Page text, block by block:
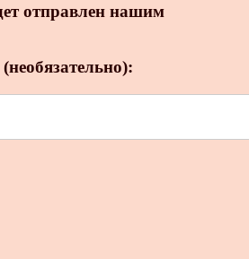
отправлен нашим